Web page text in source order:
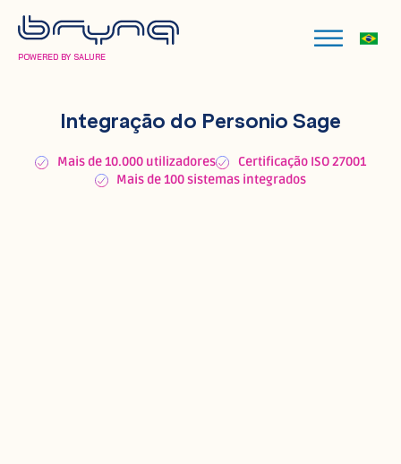
POWERED BY SALURE
Integração do Personio Sage
Mais de 10.000 utilizadores
Certificação ISO 27001
Mais de 100 sistemas integrados